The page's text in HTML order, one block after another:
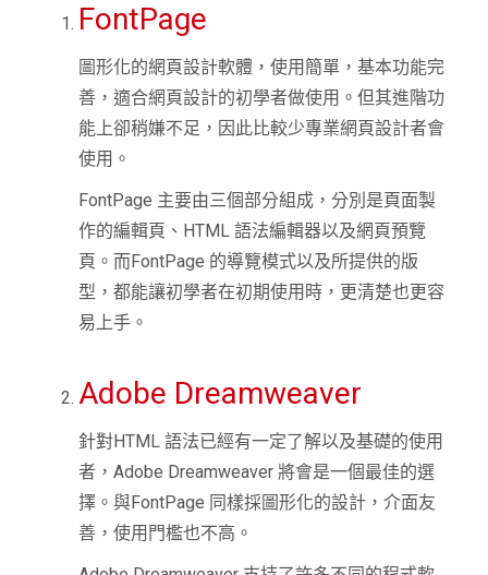
FontPage
圖形化的網頁設計軟體，使用簡單，基本功能完
善，適合網頁設計的初學者做使用。但其進階功
能上卻稍嫌不足，因此比較少專業網頁設計者會
使用。
FontPage 主要由三個部分組成，分別是頁面製
作的編輯頁、HTML 語法編輯器以及網頁預覽
頁。而FontPage 的導覽模式以及所提供的版
型，都能讓初學者在初期使用時，更清楚也更容
易上手。
Adobe Dreamweaver
針對HTML 語法已經有一定了解以及基礎的使用
者，Adobe Dreamweaver 將會是一個最佳的選
擇。與FontPage 同樣採圖形化的設計，介面友
善，使用門檻也不高。